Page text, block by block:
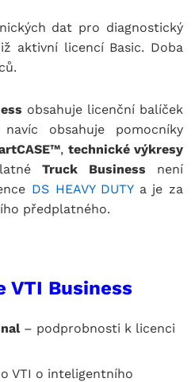
dat pro diagnostický
aktivní licencí Basic. Doba
obsahuje licenční balíček
obsahuje pomocníky
, technické výkresy
Truck Business není
DS HEAVY DUTYa je za
předplatného.
VTI Business
– podprobnosti k licenci
VTI o inteligentního